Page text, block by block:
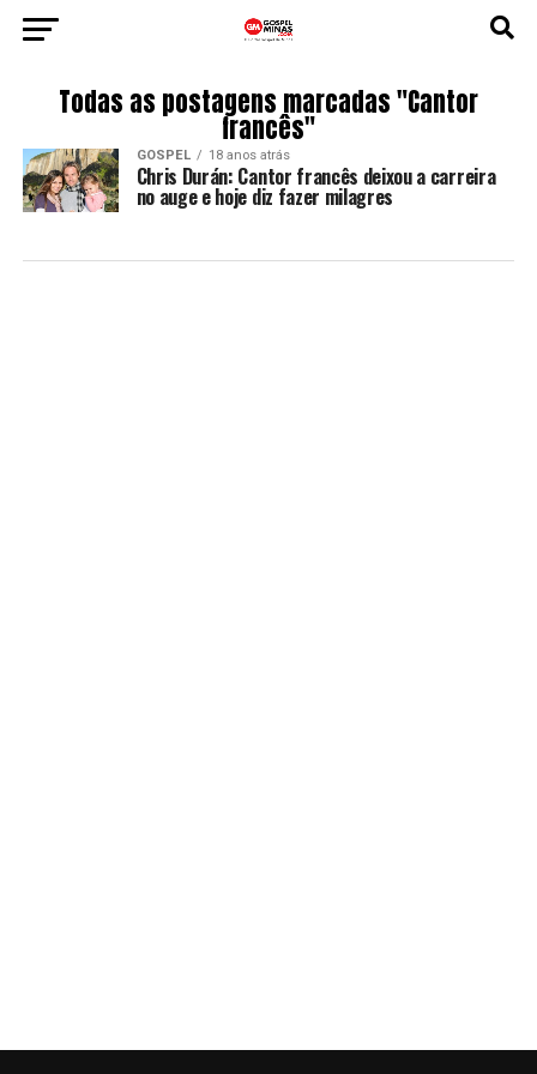
Todas as postagens marcadas "Cantor
francês"
GOSPEL 18 anos atrás
Chris Durán: Cantor francês deixou a carreira
no auge e hoje diz fazer milagres